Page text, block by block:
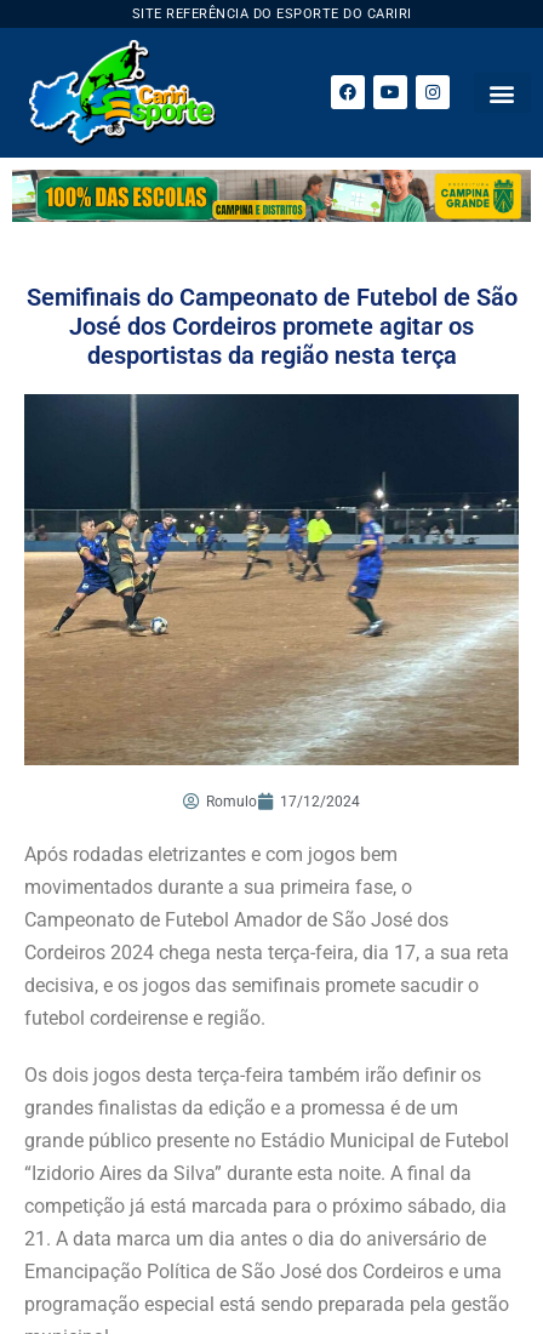
SITE REFERÊNCIA DO ESPORTE DO CARIRI
Semifinais do Campeonato de Futebol de São
José dos Cordeiros promete agitar os
desportistas da região nesta terça
Romulo 17/12/2024
Após rodadas eletrizantes e com jogos bem
movimentados durante a sua primeira fase, o
Campeonato de Futebol Amador de São José dos
Cordeiros 2024 chega nesta terça-feira, dia 17, a sua reta
decisiva, e os jogos das semifinais promete sacudir o
futebol cordeirense e região.
Os dois jogos desta terça-feira também irão definir os
grandes finalistas da edição e a promessa é de um
grande público presente no Estádio Municipal de Futebol
“Izidorio Aires da Silva” durante esta noite. A final da
competição já está marcada para o próximo sábado, dia
21. A data marca um dia antes o dia do aniversário de
Emancipação Política de São José dos Cordeiros e uma
programação especial está sendo preparada pela gestão